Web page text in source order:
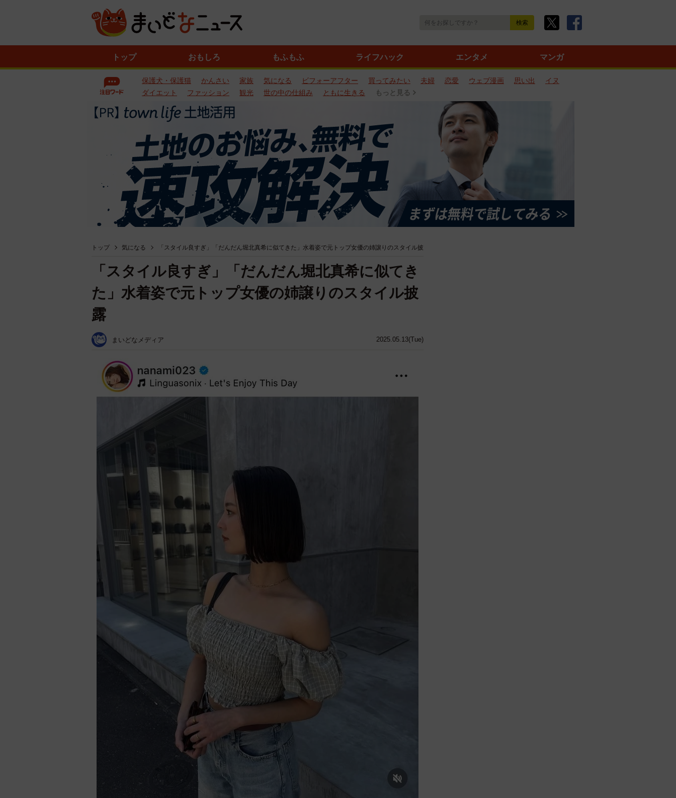
トップ おもしろ もふもふ ライフハック エンタメ マンガ
保護犬・保護猫 かんさい 家族 気になる ビフォーアフター 買ってみたい 夫婦 恋愛 ウェブ漫画 思い出
イヌ
ダイエット
ファッション 観光 世の中の仕組み ともに生きる もっと見る
トップ 気になる 「スタイル良すぎ」「だんだん堀北真希に似てきた」水着姿で元トップ女優の姉譲りのスタイル披
2025.05.13(Tue)
「スタイル良すぎ」「だんだん堀北真希に似てき
た」水着姿で元トップ女優の姉譲りのスタイル披
露
まいどなメディア